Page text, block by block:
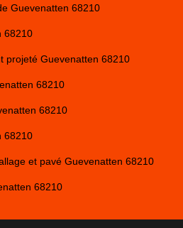
Guevenatten 68210
68210
projeté Guevenatten 68210
68210
68210
68210
et pavé Guevenatten 68210
68210